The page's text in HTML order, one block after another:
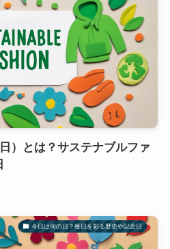
）とは？サステナブルファ
今日は何の日？毎日を彩る歴史や記念日